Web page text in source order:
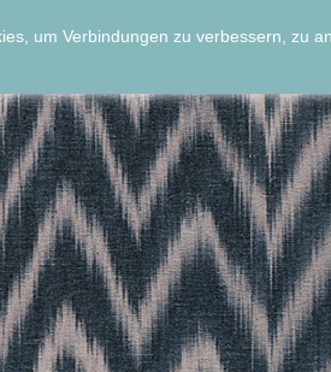
um Verbindungen zu verbessern, zu